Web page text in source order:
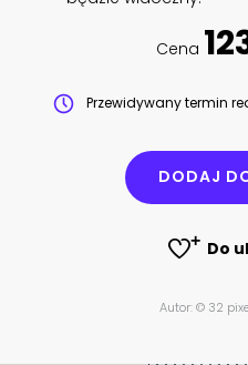
Cena
Przewidywany termin
DODAJ
Do
Autor: © 32